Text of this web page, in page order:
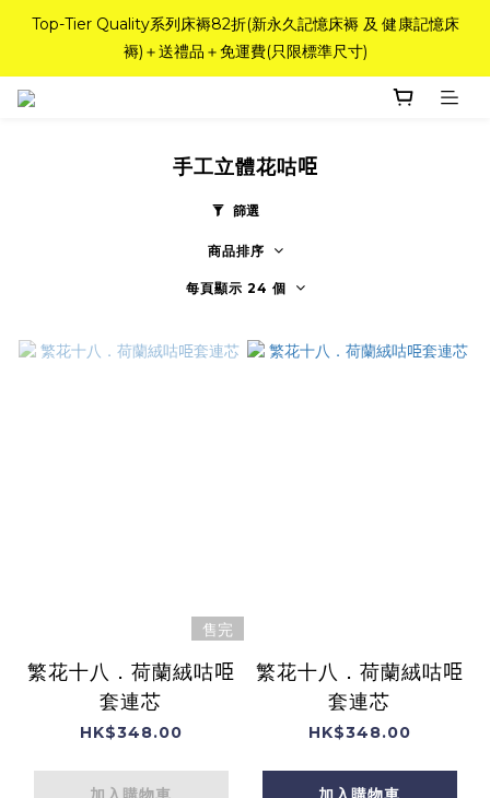
如需訂造特別尺寸床褥，請聯繫海馬牌Outlet客服 WhatsApp
98842008！
Top-Tier Quality系列床褥82折(新永久記憶床褥 及 健康記憶床
褥)＋送禮品＋免運費(只限標準尺寸)
如需訂造特別尺寸床褥，請聯繫海馬牌Outlet客服 WhatsApp
98842008！
手工立體花咕𠱸
篩選
商品排序
每頁顯示 24 個
售完
繁花十八．荷蘭絨咕𠱸
套連芯
HK$348.00
繁花十八．荷蘭絨咕𠱸
套連芯
HK$348.00